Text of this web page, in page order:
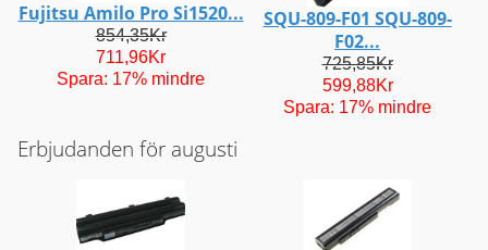
Fujitsu Amilo Pro Si1520...
854,35Kr
711,96Kr
Spara: 17% mindre
SQU-809-F01 SQU-809-
F02...
725,85Kr
599,88Kr
Spara: 17% mindre
Erbjudanden för augusti